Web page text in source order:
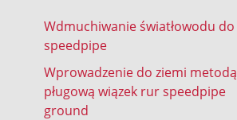
Wdmuchiwanie światłowodu do
speedpipe
Wprowadzenie do ziemi metodą
pługową wiązek rur speedpipe
ground